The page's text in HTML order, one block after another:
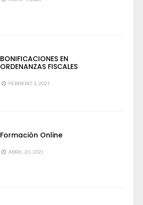
BONIFICACIONES EN
ORDENANZAS FISCALES
FEBRERO 3, 2021
Formación Online
ABRIL 20, 2021